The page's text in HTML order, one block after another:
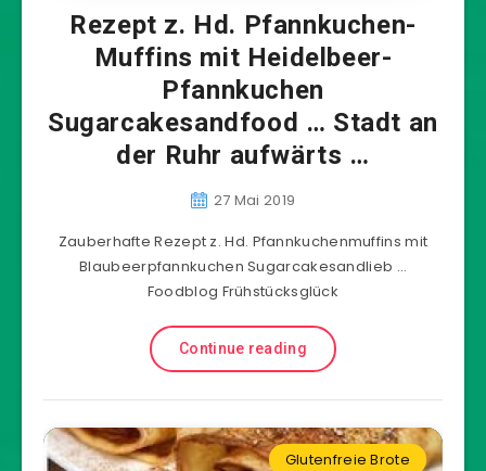
Rezept z. Hd. Pfannkuchen-
Muffins mit Heidelbeer-
Pfannkuchen
Sugarcakesandfood … Stadt an
der Ruhr aufwärts …
27 Mai 2019
Zauberhafte Rezept z. Hd. Pfannkuchenmuffins mit
Blaubeerpfannkuchen Sugarcakesandlieb …
Foodblog Frühstücksglück
Continue reading
Glutenfreie Brote